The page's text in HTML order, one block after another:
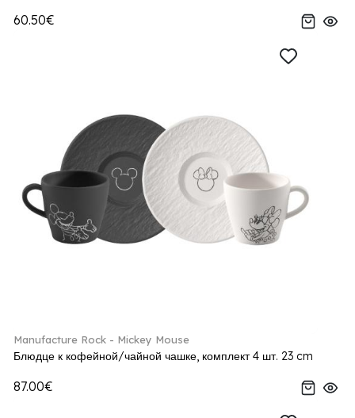
60.50€
Manufacture Rock - Mickey Mouse
Блюдце к кофейной/чайной чашке, комплект 4 шт. 23 cm
87.00€